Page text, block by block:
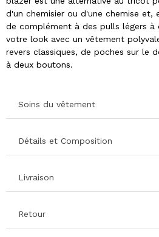
d'un chemisier ou d'une chemise et,
de complément à des pulls légers à
votre look avec un vêtement
revers classiques, de poches sur le
à deux boutons.
Soins du vêtement
Détails et Composition
Livraison
Retour